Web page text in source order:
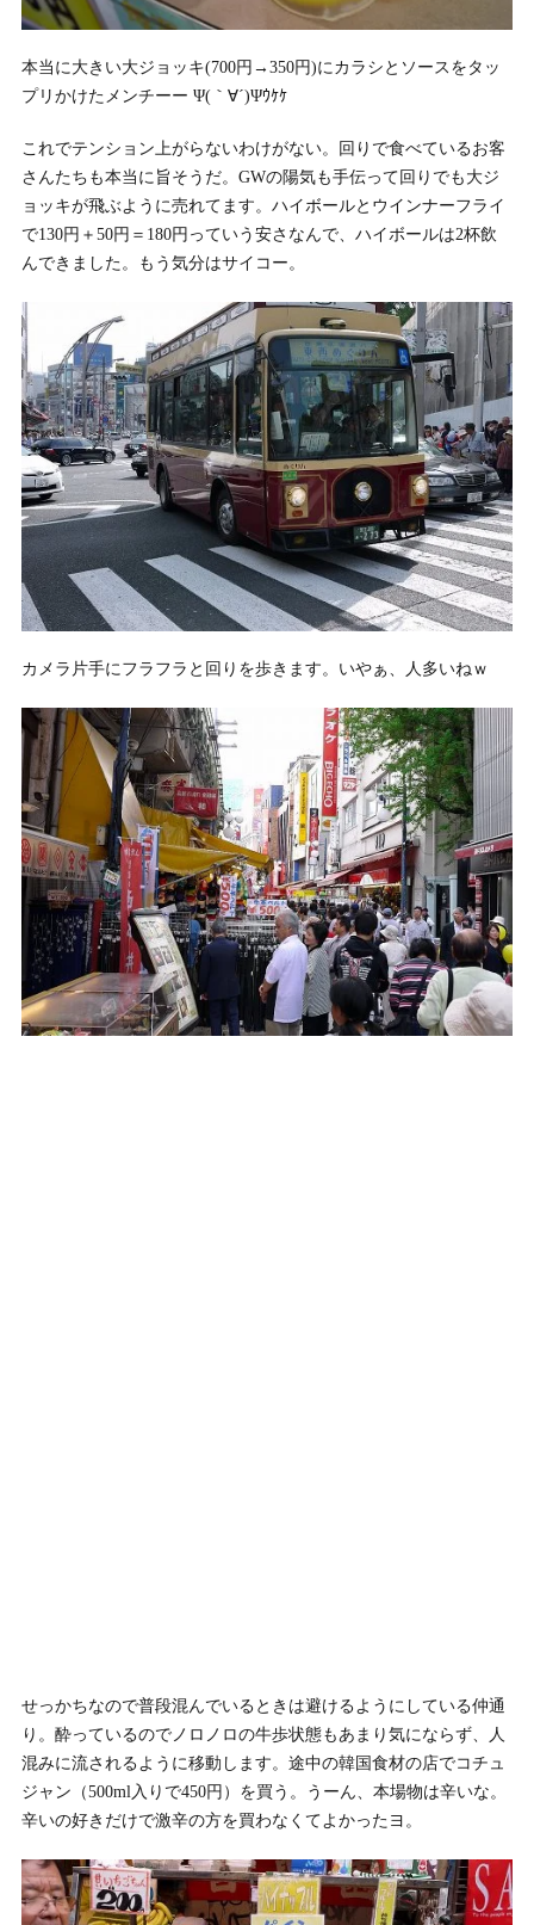
本当に大きい大ジョッキ(700円→350円)にカラシとソースをタッ
プリかけたメンチーー Ψ(｀∀´)Ψｳｹｹ
これでテンション上がらないわけがない。回りで食べているお客
さんたちも本当に旨そうだ。GWの陽気も手伝って回りでも大ジ
ョッキが飛ぶように売れてます。ハイボールとウインナーフライ
で130円＋50円＝180円っていう安さなんで、ハイボールは2杯飲
んできました。もう気分はサイコー。
カメラ片手にフラフラと回りを歩きます。いやぁ、人多いねｗ
せっかちなので普段混んでいるときは避けるようにしている仲通
り。酔っているのでノロノロの牛歩状態もあまり気にならず、人
混みに流されるように移動します。途中の韓国食材の店でコチュ
ジャン（500ml入りで450円）を買う。うーん、本場物は辛いな。
辛いの好きだけで激辛の方を買わなくてよかったヨ。